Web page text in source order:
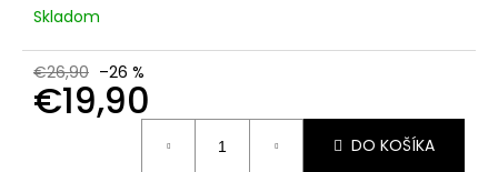
Skladom
€26,90 –26 %
€19,90
DO KOŠÍKA